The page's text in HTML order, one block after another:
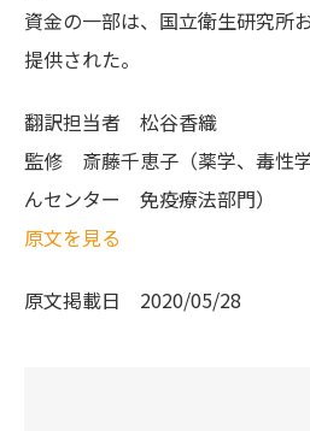
資金の一部は、国立衛生研究所
提供された。
翻訳担当者 松谷香織
監修 斎藤千恵子（薬学、毒性
んセンター 免疫療法部門）
原文を見る
原文掲載日 2020/05/28